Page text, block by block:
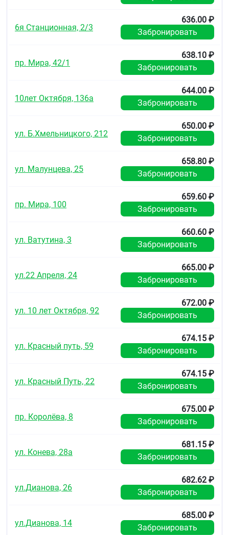
6я Станционная, 2/3
636.00 ₽
Забронировать
пр. Мира, 42/1
638.10 ₽
Забронировать
10лет Октября, 136а
644.00 ₽
Забронировать
ул. Б.Хмельницкого, 212
650.00 ₽
Забронировать
ул. Малунцева, 25
658.80 ₽
Забронировать
пр. Мира, 100
659.60 ₽
Забронировать
ул. Ватутина, 3
660.60 ₽
Забронировать
ул.22 Апреля, 24
665.00 ₽
Забронировать
ул. 10 лет Октября, 92
672.00 ₽
Забронировать
ул. Красный путь, 59
674.15 ₽
Забронировать
ул. Красный Путь, 22
674.15 ₽
Забронировать
пр. Королёва, 8
675.00 ₽
Забронировать
ул. Конева, 28а
681.15 ₽
Забронировать
ул.Дианова, 26
682.62 ₽
Забронировать
ул.Дианова, 14
685.00 ₽
Забронировать